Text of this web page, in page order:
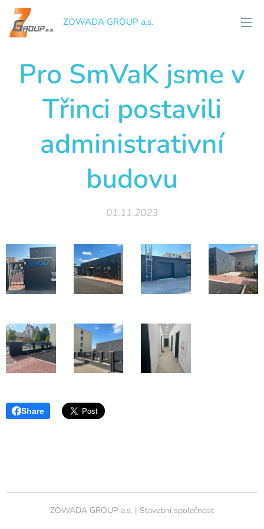
ZOWADA GROUP a.s.
Pro SmVaK jsme v
Třinci postavili
administrativní
budovu
01.11.2023
Share
ZOWADA GROUP a.s. | Stavební společnost